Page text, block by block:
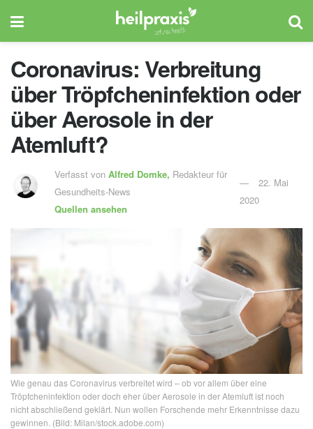
Coronavirus: Verbreitung
über Tröpfcheninfektion oder
über Aerosole in der
Atemluft?
Verfasst vonAlfred Domke, Redakteur für
Gesundheits-News
Quellen ansehen
22. Mai
2020
Wie genau das Coronavirus verbreitet wird – ob vor allem über eine
Tröpfcheninfektion oder doch eher über Aerosole in der Atemluft ist noch
nicht abschließend geklärt. Nun wollen Forschende mehr Erkenntnisse dazu
gewinnen. (Bild: Milan/stock.adobe.com)